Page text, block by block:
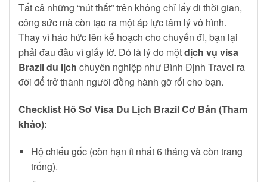
Tất cả những “nút thắt” trên không chỉ lấy đi thời gian,
công sức mà còn tạo ra một áp lực tâm lý vô hình.
Thay vì háo hức lên kế hoạch cho chuyến đi, bạn lại
phải đau đầu vì giấy tờ. Đó là lý do mộtdịch vụ visa
Brazil du lịch chuyên nghiệp như Bình Định Travel ra
đời để trở thành người đồng hành gỡ rối cho bạn.
Checklist Hồ Sơ Visa Du Lịch Brazil Cơ Bản (Tham
khảo):
Hộ chiếu gốc (còn hạn ít nhất 6 tháng và còn trang
trống).